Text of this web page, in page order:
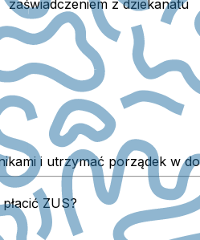
zaświadczeniem z dziekanatu–
i utrzymać porządek w
ZUS?